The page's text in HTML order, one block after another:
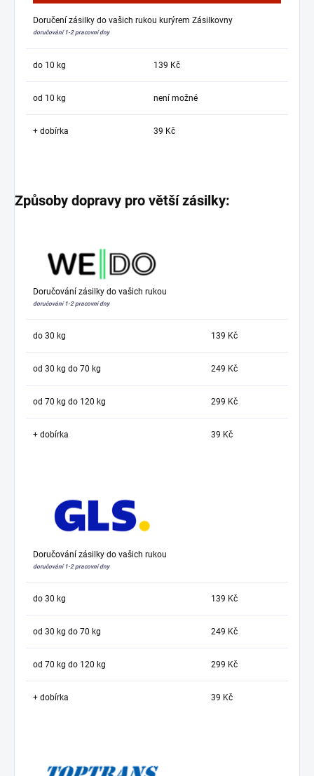
Doručení zásilky do vašich rukou kurýrem Zásilkovny
doručování 1-2 pracovní dny
do 10 kg 139 Kč
od 10 kg není možné
+ dobírka 39 Kč
Způsoby dopravy pro větší zásilky:
Doručování zásilky do vašich rukou
doručování 1-2 pracovní dny
do 30 kg 139 Kč
od 30 kg do 70 kg 249 Kč
od 70 kg do 120 kg 299 Kč
+ dobírka 39 Kč
Doručování zásilky do vašich rukou
doručování 1-2 pracovní dny
do 30 kg 139 Kč
od 30 kg do 70 kg 249 Kč
od 70 kg do 120 kg 299 Kč
+ dobírka 39 Kč